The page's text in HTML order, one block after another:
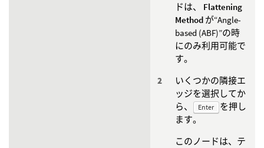
ドは、 Flattening
Method が“Angle-
based (ABF)”の時
にのみ利用可能で
す。
いくつかの隣接エ
ッジを選択してか
ら、
Enter
を押し
ます。
このノードは、テ